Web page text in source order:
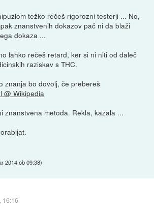
težko rečeš rigorozni testerji ... No,
znanstvenih dokazov pač ni da blaži
dokaza ...
lahko rečeš retard, ker si ni niti od daleč
raziskav s THC.
znanja bo dovolj, če prebereš
@ Wikipedia
znanstvena metoda. Rekla, kazala ...
2014 ob 09:38)
16:16